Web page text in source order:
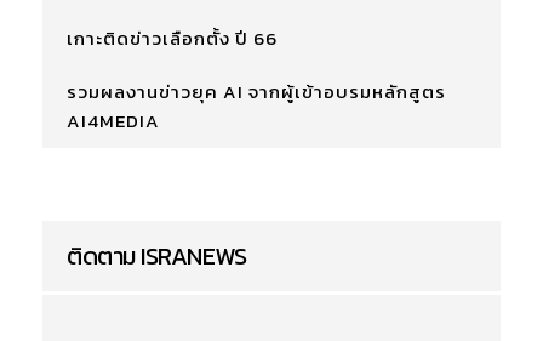
เกาะติดข่าวเลือกตั้ง ปี 66
รวมผลงานข่าวยุค AI จากผู้เข้าอบรมหลักสูตร
AI4MEDIA
ติดตาม ISRANEWS